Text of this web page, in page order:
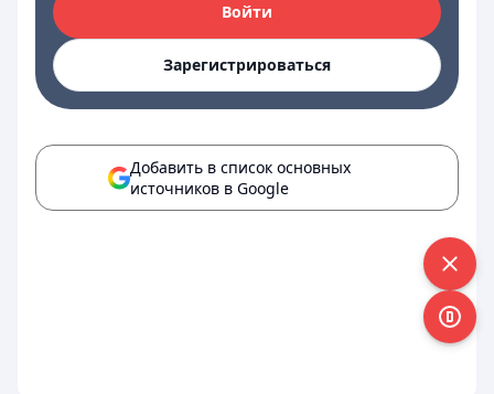
Войти
Зарегистрироваться
Добавить в список основных
источников в Google